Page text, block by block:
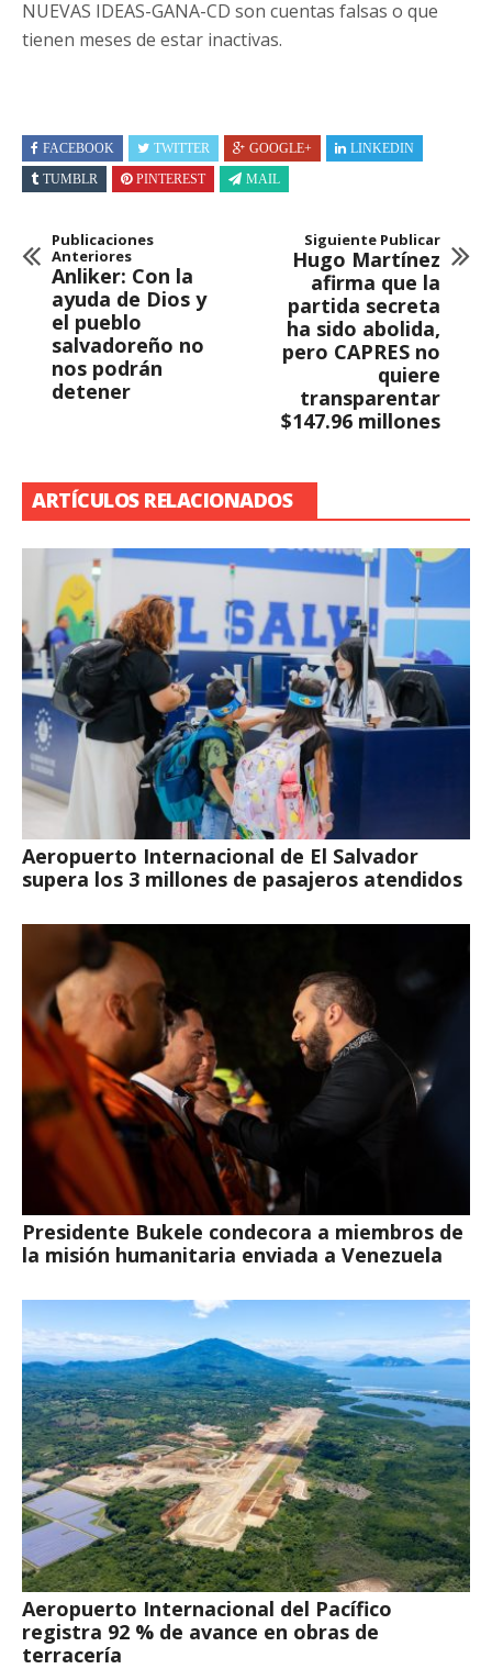
NUEVAS IDEAS-GANA-CD son cuentas falsas o que
tienen meses de estar inactivas.
FACEBOOK TWITTER GOOGLE+
LINKEDIN
TUMBLR
PINTEREST MAIL
Publicaciones
Anteriores
Anliker: Con la
ayuda de Dios y
el pueblo
salvadoreño no
nos podrán
detener
Siguiente Publicar
Hugo Martínez
afirma que la
partida secreta
ha sido abolida,
pero CAPRES no
quiere
transparentar
$147.96 millones
ARTÍCULOS RELACIONADOS
Aeropuerto Internacional de El Salvador
supera los 3 millones de pasajeros atendidos
Presidente Bukele condecora a miembros de
la misión humanitaria enviada a Venezuela
Aeropuerto Internacional del Pacífico
registra 92 % de avance en obras de
terracería